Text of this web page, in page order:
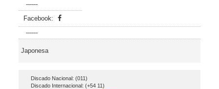
------
Facebook:
------
Japonesa
Discado Nacional: (011)
Discado Internacional: (+54 11)